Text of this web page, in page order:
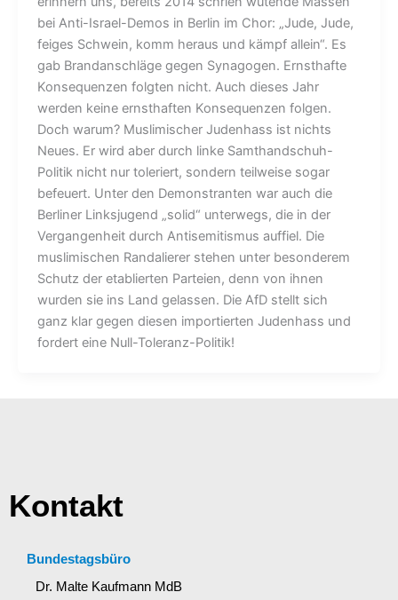
bei Anti-Israel-Demos in Berlin im Chor: „Jude, Jude,
feiges Schwein, komm heraus und kämpf allein“. Es
gab Brandanschläge gegen Synagogen. Ernsthafte
Konsequenzen folgten nicht. Auch dieses Jahr
werden keine ernsthaften Konsequenzen folgen.
Doch warum? Muslimischer Judenhass ist nichts
Neues. Er wird aber durch linke Samthandschuh-
Politik nicht nur toleriert, sondern teilweise sogar
befeuert. Unter den Demonstranten war auch die
Berliner Linksjugend „solid“ unterwegs, die in der
Vergangenheit durch Antisemitismus auffiel. Die
muslimischen Randalierer stehen unter besonderem
Schutz der etablierten Parteien, denn von ihnen
wurden sie ins Land gelassen. Die AfD stellt sich
ganz klar gegen diesen importierten Judenhass und
fordert eine Null-Toleranz-Politik!
Kontakt
Bundestagsbüro
Dr. Malte Kaufmann MdB